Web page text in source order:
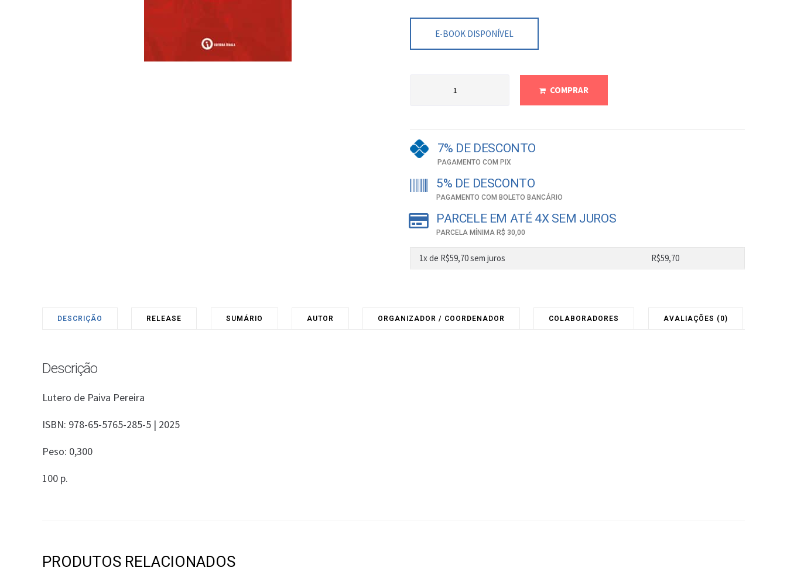
E-BOOK DISPONÍVEL
COMPRAR
7% DE DESCONTO
PAGAMENTO COM PIX
5% DE DESCONTO
PAGAMENTO COM BOLETO BANCÁRIO
PARCELE EM ATÉ 4X SEM JUROS
PARCELA MÍNIMA R$ 30,00
1x de R$59,70sem juros R$59,70
DESCRIÇÃO RELEASE SUMÁRIO AUTOR ORGANIZADOR / COORDENADOR COLABORADORES AVALIAÇÕES (0)
Descrição
Lutero de Paiva Pereira
ISBN: 978-65-5765-285-5 | 2025
Peso: 0,300
100 p.
PRODUTOS RELACIONADOS